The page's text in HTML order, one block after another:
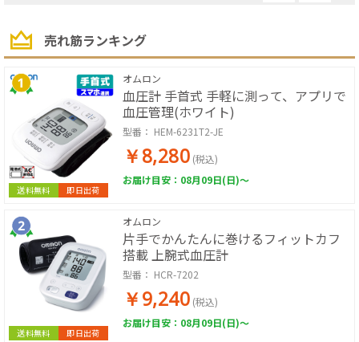
売れ筋ランキング
送料無料 即日出荷
オムロン
血圧計 手首式 手軽に測って、アプリで
血圧管理(ホワイト)
型番： HEM-6231T2-JE
￥8,280 (税込)
お届け目安：08月09日(日)～
送料無料 即日出荷
オムロン
片手でかんたんに巻けるフィットカフ
搭載 上腕式血圧計
型番： HCR-7202
￥9,240 (税込)
お届け目安：08月09日(日)～